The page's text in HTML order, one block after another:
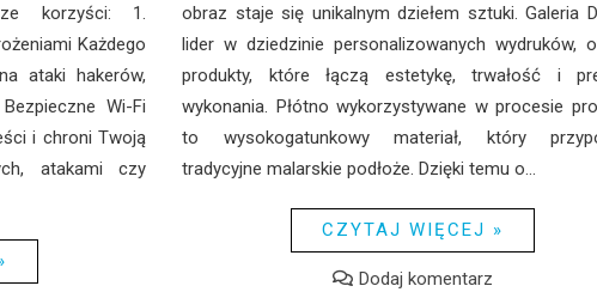
korzyści: 1.
Każdego
ataki hakerów,
Wi-Fi
i chroni Twoją
atakami czy
obraz staje się unikalnym dziełem sztuki. Galeria
lider w dziedzinie personalizowanych wydruków,
produkty, które łączą estetykę, trwałość i
wykonania. Płótno wykorzystywane w procesie
to wysokogatunkowy materiał, który
tradycyjne malarskie podłoże. Dzięki temu o...
CZYTAJ WIĘCEJ »
Dodaj komentarz